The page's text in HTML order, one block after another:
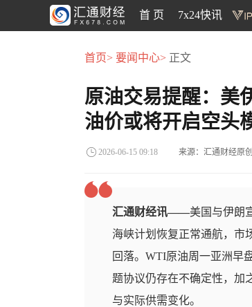
首 页 7x24快讯
首页> 要闻中心> 正文
原油交易提醒：美
油价或将开启空头
2026-06-15 09:18 来源：汇通财经原创
汇通财经讯——美国与伊朗
海峡计划恢复正常通航，市
回落。WTI原油周一亚洲早
题协议仍存在不确定性，加
与实际供需变化。